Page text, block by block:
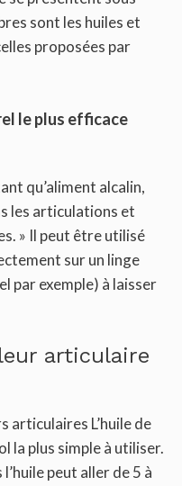
sont les huiles et
proposées par
le plus efficace
qu’aliment alcalin,
les articulations et
» Il peut être utilisé
sur un linge
par exemple) à laisser
articulaire
articulaires L’huile de
la plus simple à utiliser.
peut aller de 5 à